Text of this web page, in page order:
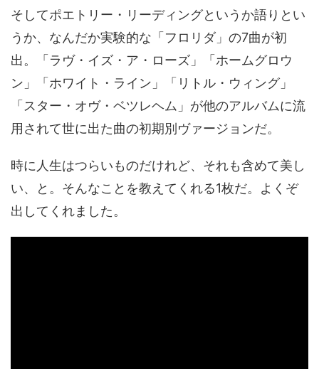
そしてポエトリー・リーディングというか語りとい
うか、なんだか実験的な「フロリダ」の7曲が初
出。「ラヴ・イズ・ア・ローズ」「ホームグロウ
ン」「ホワイト・ライン」「リトル・ウィング」
「スター・オヴ・ベツレヘム」が他のアルバムに流
用されて世に出た曲の初期別ヴァージョンだ。
時に人生はつらいものだけれど、それも含めて美し
い、と。そんなことを教えてくれる1枚だ。よくぞ
出してくれました。